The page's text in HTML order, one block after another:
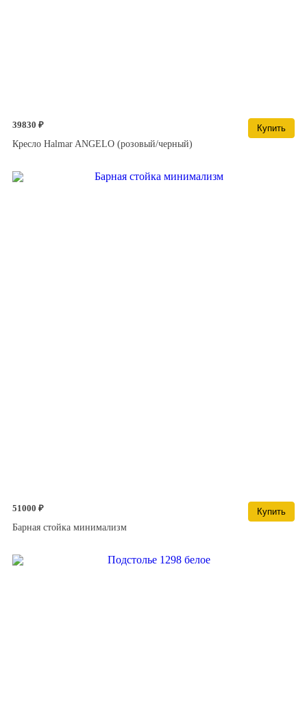
39830 ₽
Купить
Кресло Halmar ANGELO (розовый/черный)
51000 ₽
Купить
Барная стойка минимализм